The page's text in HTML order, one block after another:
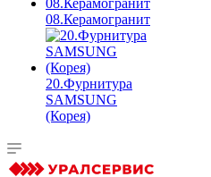
08.Керамогранит
20.Фурнитура
SAMSUNG
(Корея)